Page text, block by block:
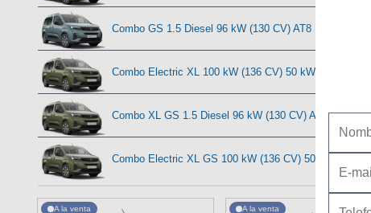
Combo GS 1.5 Diesel 96 kW (130 CV) AT8
Combo Electric XL 100 kW (136 CV) 50 kWh
Combo XL GS 1.5 Diesel 96 kW (130 CV) AT8 7 plazas
Combo Electric XL GS 100 kW (136 CV) 50 kWh
A la venta A la venta